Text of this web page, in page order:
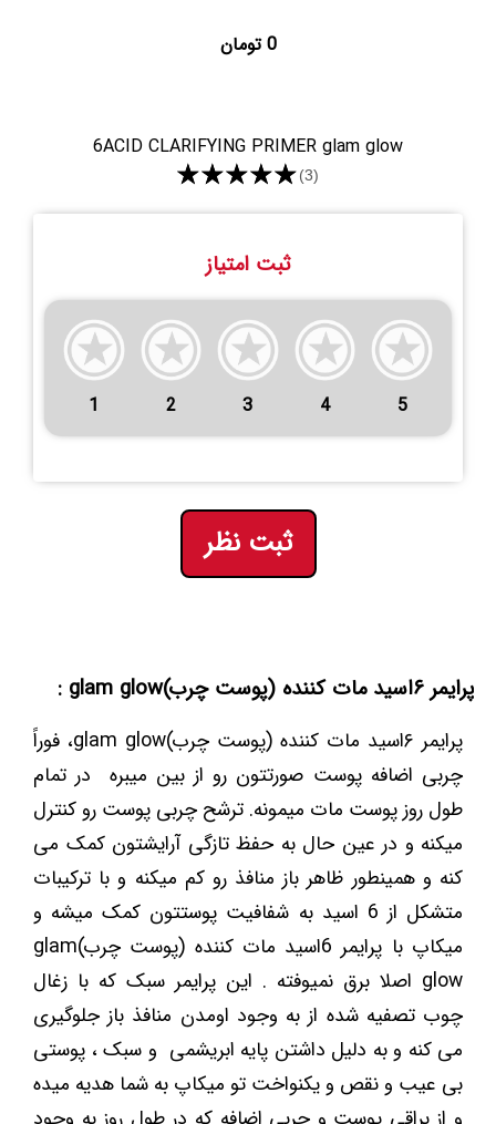
0 تومان
6ACID CLARIFYING PRIMER glam glow
★★★★★(3)
ثبت امتیاز
1 2 3 4 5
ثبت نظر
پرایمر ۶اسید مات کننده (پوست چرب)glam glow :
پرایمر ۶اسید مات کننده (پوست چرب)glam glow، فوراً
چربی اضافه پوست صورتتون رو از بین میبره در تمام
طول روز پوست مات میمونه. ترشح چربی پوست رو کنترل
میکنه و در عین حال به حفظ تازگی آرایشتون کمک می
کنه و همینطور ظاهر باز منافذ رو کم میکنه و با ترکیبات
متشکل از 6 اسید به شفافیت پوستتون کمک میشه و
میکاپ با پرایمر 6اسید مات کننده (پوست چرب)glam
glow اصلا برق نمیوفته . این پرایمر سبک که با زغال
چوب تصفیه شده از به وجود اومدن منافذ باز جلوگیری
می کنه و به دلیل داشتن پایه ابریشمی و سبک ، پوستی
بی عیب و نقص و یکنواخت تو میکاپ به شما هدیه میده